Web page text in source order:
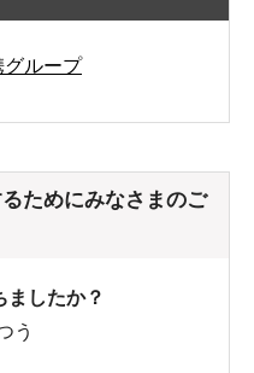
グループ
ためにみなさまのご
ましたか？
う